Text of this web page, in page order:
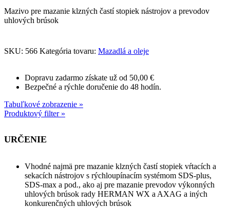
Mazivo pre mazanie klzných častí stopiek nástrojov a prevodov
uhlových brúsok
SKU: 566 Kategória tovaru: Mazadlá a oleje
Dopravu zadarmo získate už od 50,00 €
Bezpečné a rýchle doručenie do 48 hodín.
Tabuľkové zobrazenie »
Produktový filter »
URČENIE
Vhodné najmä pre mazanie klzných častí stopiek vŕtacích a
sekacích nástrojov s rýchloupínacím systémom SDS-plus,
SDS-max a pod., ako aj pre mazanie prevodov výkonných
uhlových brúsok rady HERMAN WX a AXAG a iných
konkurenčných uhlových brúsok